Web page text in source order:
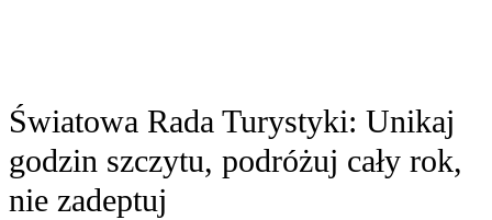
Światowa Rada Turystyki: Unikaj
godzin szczytu, podróżuj cały rok,
nie zadeptuj